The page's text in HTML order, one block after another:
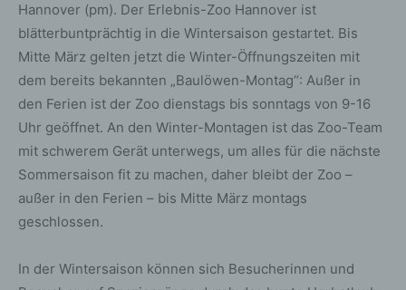
Hannover (pm). Der Erlebnis-Zoo Hannover ist
blätterbuntprächtig in die Wintersaison gestartet. Bis
Mitte März gelten jetzt die Winter-Öffnungszeiten mit
dem bereits bekannten „Baulöwen-Montag“: Außer in
den Ferien ist der Zoo dienstags bis sonntags von 9-16
Uhr geöffnet. An den Winter-Montagen ist das Zoo-Team
mit schwerem Gerät unterwegs, um alles für die nächste
Sommersaison fit zu machen, daher bleibt der Zoo –
außer in den Ferien – bis Mitte März montags
geschlossen.
In der Wintersaison können sich Besucherinnen und